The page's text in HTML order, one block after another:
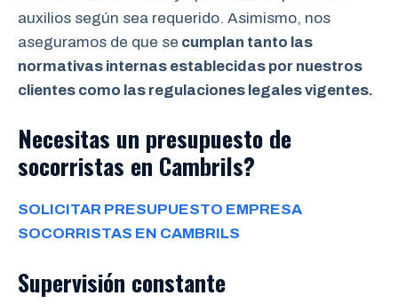
auxilios según sea requerido. Asimismo, nos
aseguramos de que se cumplan tanto las
normativas internas establecidas por nuestros
clientes como las regulaciones legales vigentes.
Necesitas un presupuesto de
socorristas en Cambrils?
SOLICITAR PRESUPUESTO EMPRESA
SOCORRISTAS EN CAMBRILS
Supervisión constante